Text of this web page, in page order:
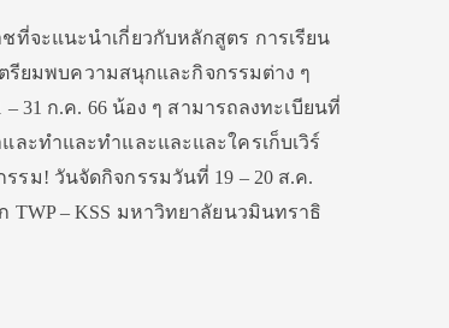
จะแนะนําเกี่ยวกับหลักสูตร การเรียน
รียมพบความสนุกและกิจกรรมต่าง ๆ
31 ก.ค. 66 น้อง ๆ สามารถลงทะเบียนที่
ละทําและทําและและและใครเก็บเวิร์
รม! วันจัดกิจกรรมวันที่ 19 – 20 ส.ค.
TWP – KSS มหาวิทยาลัยนวมินทราธิ